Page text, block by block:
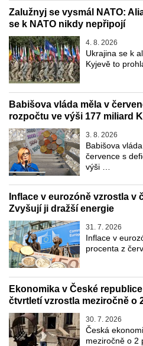
Zalužnyj se vysmál NATO:
se k NATO nikdy nepřipojí
4. 8. 2026
Ukrajina se k
Kyjevě to
Babišova vláda měla v
rozpočtu ve výši 177 miliard
3. 8. 2026
Babišova
července s
výši …
Inflace v eurozóně vzrostla v
Zvyšují ji dražší energie
31. 7. 2026
Inflace v
procenta z
Ekonomika v České
čtvrtletí vzrostla meziročně o
30. 7. 2026
Česká
meziročně o 2